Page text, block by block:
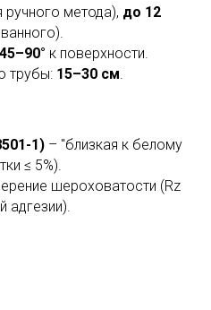
ручного метода), до 12
45–90° к поверхности.
трубы: 15–30 см.
1) – "близкая к белому
≤ 5%).
шероховатости (Rz
адгезии).